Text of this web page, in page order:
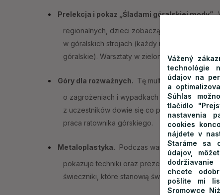
Prelekcja i pokaz „Śladami góralskiej mody”.
regionalnych, dzieci zobaczą również rewię
w góralskich strojach (każdy może
góralskie). Warsztaty w zielonej szkole
Góry dla rozważnych. Tę multimedialną
o zagrożeniach i wypadkach oraz wskaże
z uczestników dowie się co powinien
praca ratownika górskiego.
Metaloplastyka. Podczas warsztatów dzieci
pokazuje techniki oraz prezentuje
świeczniki, które stanowią świetną pamiątkę z
Vážený
technológie
údajov na
a
Súhlas
tlačidlo
nastavenia
cookies
nájdete v
Staráme sa
údajov,
chcete
pošlite mi
Sromowce